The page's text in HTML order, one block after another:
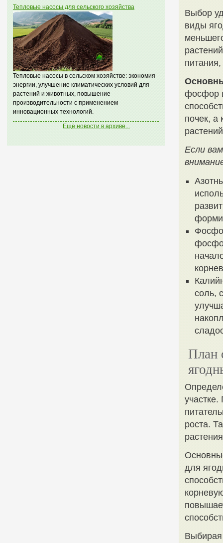
Тепловые насосы для сельского хозяйства
Тепловые насосы в сельском хозяйстве: экономия
энергии, улучшение климатических условий для
растений и животных, повышение
производительности с применением
инновационных технологий.
Ещё новости в архиве...
Выбор
виды
фосфор
почек, а
Если
соль,
План
роста.
для
Выбирая